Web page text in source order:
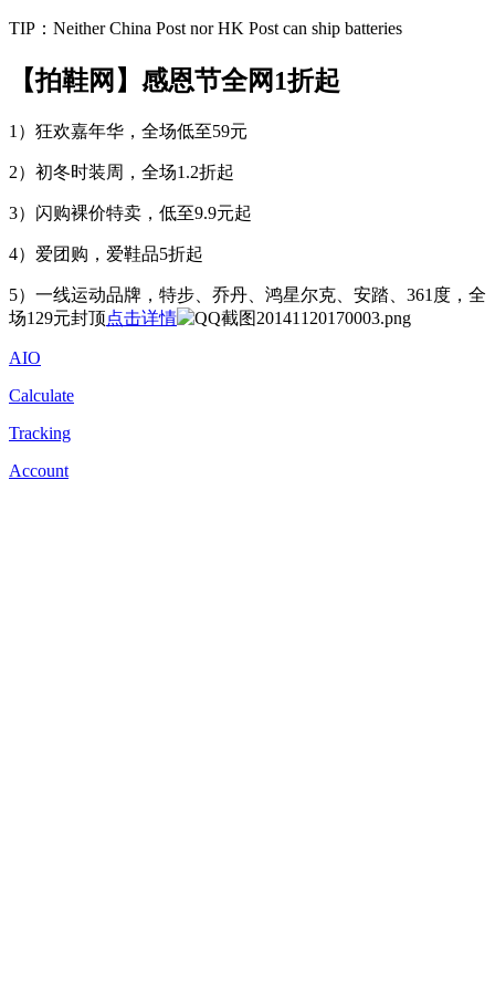
TIP：Neither China Post nor HK Post can ship batteries
【拍鞋网】感恩节全网1折起
1）狂欢嘉年华，全场低至59元
2）初冬时装周，全场1.2折起
3）闪购裸价特卖，低至9.9元起
4）爱团购，爱鞋品5折起
5）一线运动品牌，特步、乔丹、鸿星尔克、安踏、361度，全
场129元封顶点击详情
AIO
Calculate
Tracking
Account